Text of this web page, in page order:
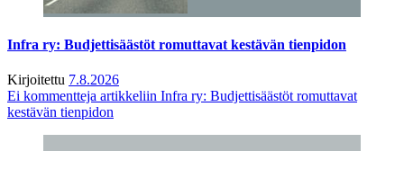
Infra ry: Budjettisäästöt romuttavat kestävän tienpidon
Kirjoitettu 7.8.2026
Ei kommentteja artikkeliin Infra ry: Budjettisäästöt romuttavat
kestävän tienpidon